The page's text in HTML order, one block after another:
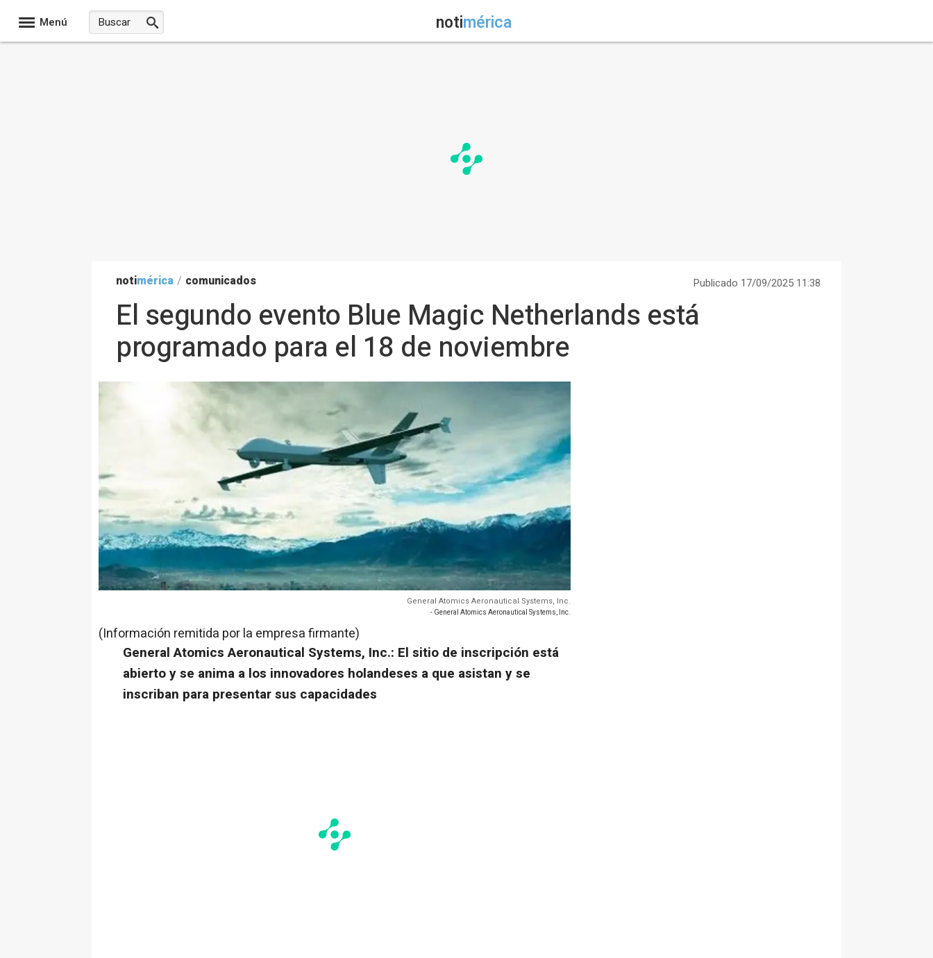
Menú notimérica
notimérica / comunicados Publicado 17/09/2025 11:38
El segundo evento Blue Magic Netherlands está
programado para el 18 de noviembre
General Atomics Aeronautical Systems, Inc.
- General Atomics Aeronautical Systems, Inc.
(Información remitida por la empresa firmante)
General Atomics Aeronautical Systems, Inc.: El sitio de inscripción está
abierto y se anima a los innovadores holandeses a que asistan y se
inscriban para presentar sus capacidades